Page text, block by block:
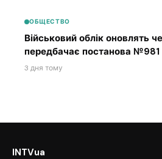
ОБЩЕСТВО
Військовий облік оновлять
передбачає постанова №981
3 дня тому
INTVua